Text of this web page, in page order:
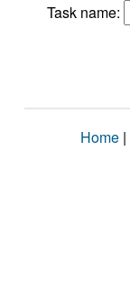
Task name:
Home |